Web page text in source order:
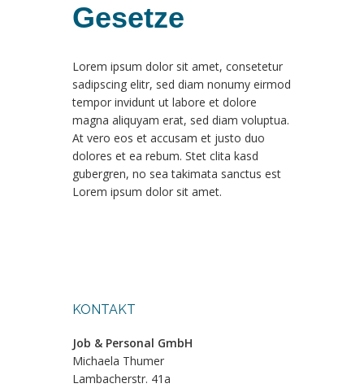
Gesetze
Lorem ipsum dolor sit amet, consetetur
sadipscing elitr, sed diam nonumy eirmod
tempor invidunt ut labore et dolore
magna aliquyam erat, sed diam voluptua.
At vero eos et accusam et justo duo
dolores et ea rebum. Stet clita kasd
gubergren, no sea takimata sanctus est
Lorem ipsum dolor sit amet.
KONTAKT
Job & Personal GmbH
Michaela Thumer
Lambacherstr. 41a